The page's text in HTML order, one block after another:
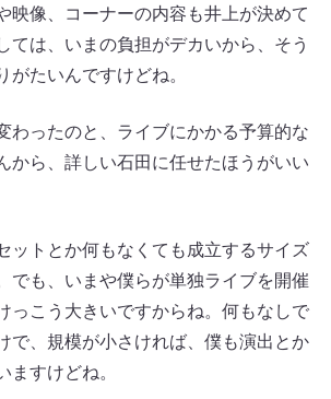
映像、コーナーの内容も井上が決めて
ては、いまの負担がデカいから、そう
がたいんですけどね。
わったのと、ライブにかかる予算的な
から、詳しい石田に任せたほうがいい
ットとか何もなくても成立するサイズ
でも、いまや僕らが単独ライブを開催
っこう大きいですからね。何もなしで
で、規模が小さければ、僕も演出とか
ますけどね。